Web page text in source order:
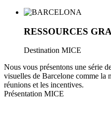
RESSOURCES
Destination MICE
Nous vous présentons une série
visuelles de Barcelone comme la
réunions et les incentives.
Présentation MICE